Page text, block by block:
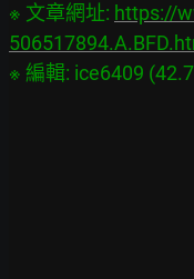
※ 文章網址: https://